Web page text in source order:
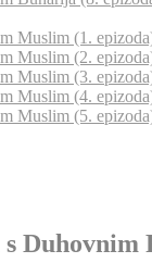
Muslim (1.
Muslim (2.
Muslim (3.
Muslim (4.
Muslim (5.
Duhovnim